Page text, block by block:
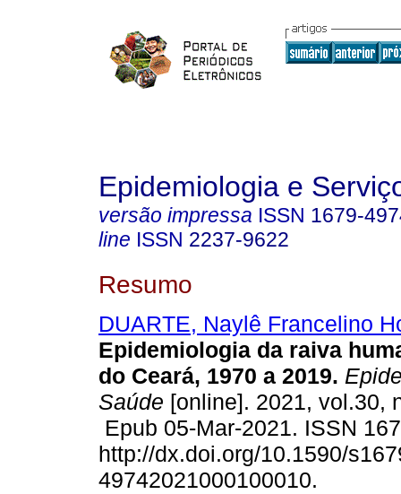
Epidemiologia e
versão impressa ISSN 1679-
line ISSN 2237-9622
Resumo
DUARTE, Naylê Francelino
Epidemiologia da raiva
do Ceará, 1970 a 2019.
Saúde [online]. 2021, vol.30,
Epub 05-Mar-2021. ISSN
http://dx.doi.org/10.1590/
49742021000100010.